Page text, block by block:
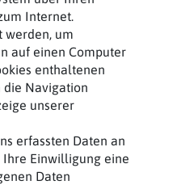
Internet.
werden, um
auf einen Computer
enthaltenen
Navigation
unserer
erfassten Daten an
Einwilligung eine
Daten